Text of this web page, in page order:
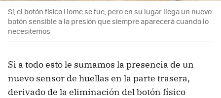
Sí, el botón físico Home se fue, pero en su lugar llega un nuevo
botón sensible a la presión que siempre aparecerá cuando lo
necesitemos
Si a todo esto le sumamos la presencia de un
nuevo sensor de huellas en la parte trasera,
derivado de la eliminación del botón físico